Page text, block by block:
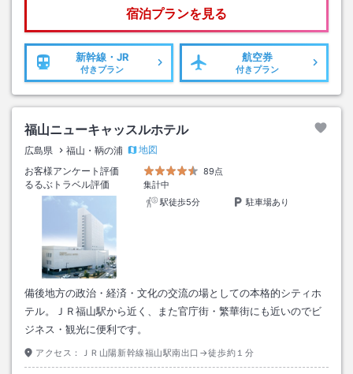
宿泊プランを見る
新幹線・JR
付きプラン
航空券
付きプラン
福山ニューキャッスルホテル
広島県 福山・鞆の浦
地図
お客様アンケート評価
89点
るるぶトラベル評価
集計中
駅徒歩5分
駐車場あり
備後地方の政治・経済・文化の交流の場としての本格的シティホ
テル。ＪＲ福山駅から近く、また官庁街・繁華街にも近いのでビ
ジネス・観光に便利です。
アクセス： ＪＲ山陽新幹線福山駅南出口→徒歩約１分